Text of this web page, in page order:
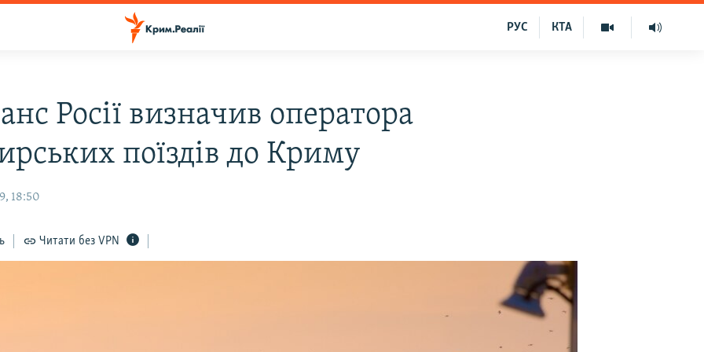
КТА
РУС
Росії визначив оператора
поїздів до Криму
18:50
Читати без VPN